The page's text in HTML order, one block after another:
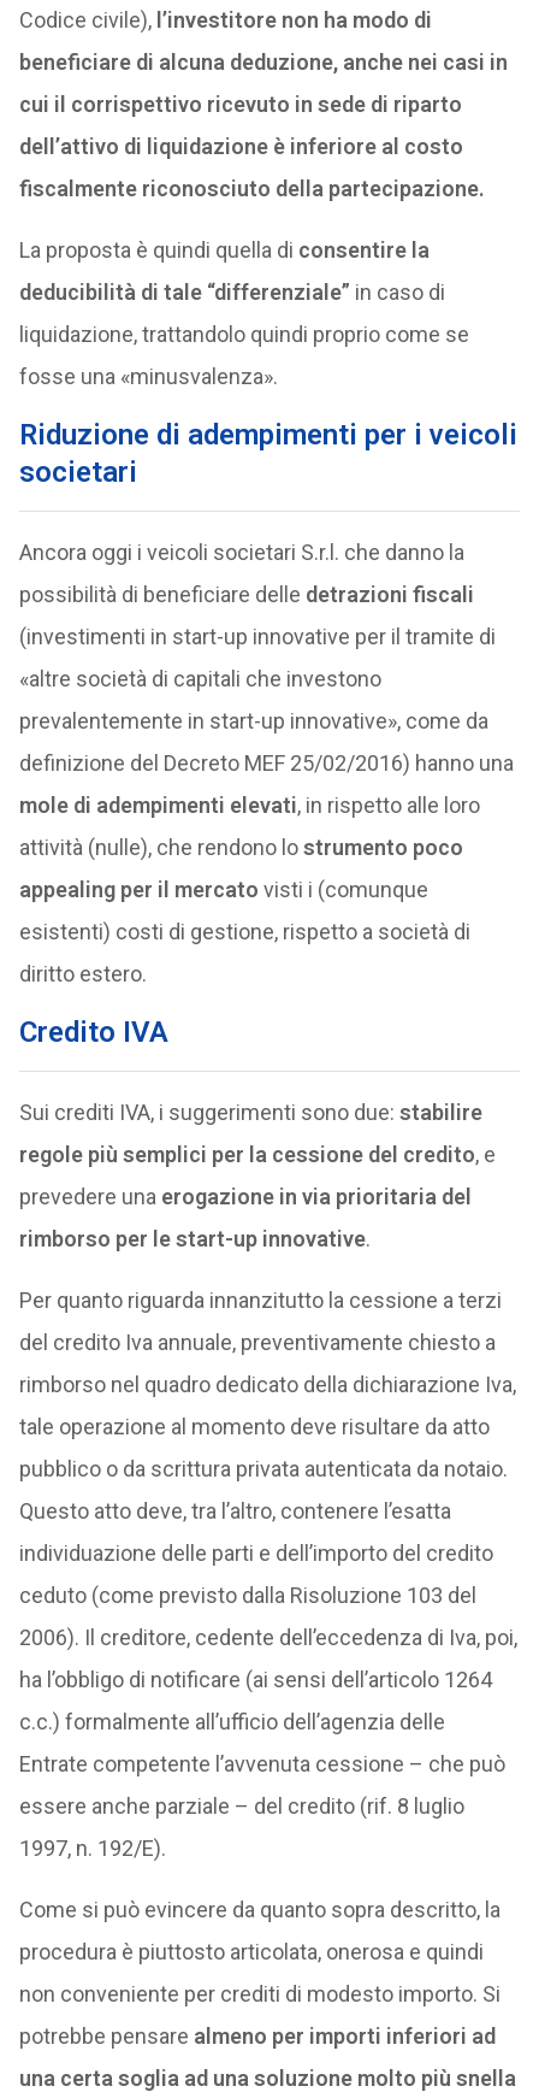
Codice civile),l’investitore non ha modo di
beneficiare di alcuna deduzione, anche nei casi in
cui il corrispettivo ricevuto in sede di riparto
dell’attivo di liquidazione è inferiore al costo
fiscalmente riconosciuto della partecipazione.
La proposta è quindi quella di consentire la
deducibilità di tale “differenziale” in caso di
liquidazione, trattandolo quindi proprio come se
fosse una «minusvalenza».
Riduzione di adempimenti per i veicoli
societari
Ancora oggi i veicoli societari S.r.l. che danno la
possibilità di beneficiare delle detrazioni fiscali
(investimenti in start-up innovative per il tramite di
«altre società di capitali che investono
prevalentemente in start-up innovative», come da
definizione del Decreto MEF 25/02/2016) hanno una
mole di adempimenti elevati, in rispetto alle loro
attività (nulle), che rendono lostrumento poco
appealing per il mercato visti i (comunque
esistenti) costi di gestione, rispetto a società di
diritto estero.
Credito IVA
Sui crediti IVA, i suggerimenti sono due: stabilire
regole più semplici per la cessione del credito, e
prevedere una erogazione in via prioritaria del
rimborso per le start-up innovative.
Per quanto riguarda innanzitutto la cessione a terzi
del credito Iva annuale, preventivamente chiesto a
rimborso nel quadro dedicato della dichiarazione Iva,
tale operazione al momento deve risultare da atto
pubblico o da scrittura privata autenticata da notaio.
Questo atto deve, tra l’altro, contenere l’esatta
individuazione delle parti e dell’importo del credito
ceduto (come previsto dalla Risoluzione 103 del
2006). Il creditore, cedente dell’eccedenza di Iva, poi,
ha l’obbligo di notificare (ai sensi dell’articolo 1264
c.c.) formalmente all’ufficio dell’agenzia delle
Entrate competente l’avvenuta cessione – che può
essere anche parziale – del credito (rif. 8 luglio
1997, n. 192/E).
Come si può evincere da quanto sopra descritto, la
procedura è piuttosto articolata, onerosa e quindi
non conveniente per crediti di modesto importo. Si
potrebbe pensare almeno per importi inferiori ad
una certa soglia ad una soluzione molto più snella